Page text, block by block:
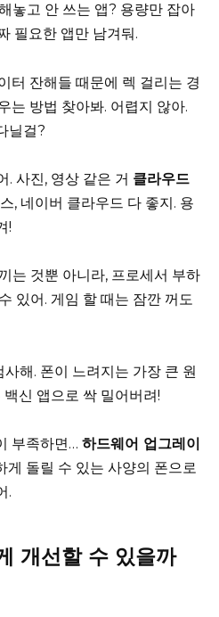
놓고 안 쓰는 앱? 용량만 잡아
필요한 앱만 남겨둬.
터 잔해들 때문에 렉 걸리는 경
는 방법 찾아봐. 어렵지 않아.
닐걸?
. 사진, 영상 같은 거 클라우드
, 네이버 클라우드 다 좋지. 용
!
는 것뿐 아니라, 프로세서 부하
있어. 게임 할 때는 잠깐 꺼도
해. 폰이 느려지는 가장 큰 원
신 앱으로 싹 밀어버려!
부족하면… 하드웨어 업그레이
게 돌릴 수 있는 사양의 폰으로
.
개선할 수 있을까